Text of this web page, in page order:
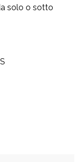
solo o sotto